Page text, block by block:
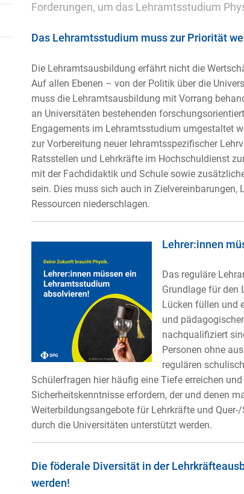
Forderungen, um das Lehramtsstudium
Das Lehramtsstudium muss zur Priorität
Die Lehramtsausbildung erfährt nicht die
Auf allen Ebenen – von der Politik über die
muss die Lehramtsausbildung mit Vorrang
an Universitäten bestehenden
Engagements im Lehramtsstudium umgestaltet
zur Vorbereitung neuer lehramtsspezifischer
Ratsstellen und Lehrkräfte im Hochschuldienst
mit der Fachdidaktik und Schule sowie
sein. Dies muss sich auch in
Ressourcen niederschlagen.
Lehrer:innen
Das reguläre
Grundlage für den
Lücken füllen und
und
nachqualifiziert
Personen ohne
regulären
Schülerfragen hier häufig eine Tiefe erreichen
Sicherheitskenntnisse erfordern, der und denen
Weiterbildungsangebote für Lehrkräfte und
durch die Universitäten unterstützt werden.
Die föderale Diversität in der
werden!